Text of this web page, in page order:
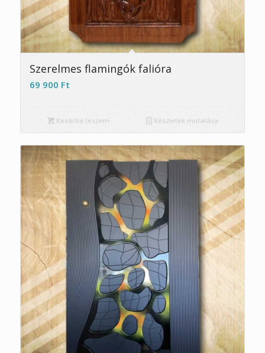
Szerelmes flamingók falióra
69 900 Ft
Kosárba teszem Részletek mutatása